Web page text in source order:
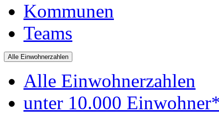
Kommunen
Teams
Alle Einwohnerzahlen
Alle Einwohnerzahlen
unter 10.000